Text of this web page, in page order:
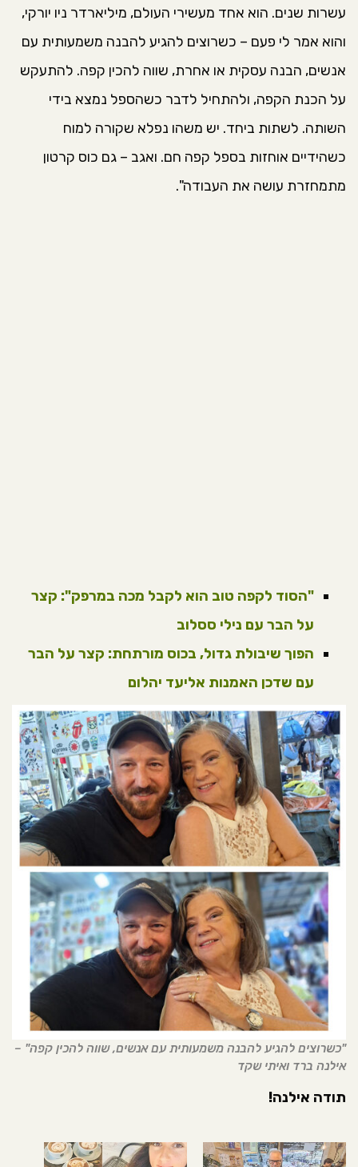
עשרות שנים. הוא אחד מעשירי העולם, מיליארדר ניו יורקי,
והוא אמר לי פעם – כשרוצים להגיע להבנה משמעותית עם
אנשים, הבנה עסקית או אחרת, שווה להכין קפה. להתעקש
על הכנת הקפה, ולהתחיל לדבר כשהספל נמצא בידי
השותה. לשתות ביחד. יש משהו נפלא שקורה למוח
כשהידיים אוחזות בספל קפה חם. ואגב – גם כוס קרטון
מתמחזרת עושה את העבודה".
"הסוד לקפה טוב הוא לקבל מכה במרפק": קצר
על הבר עם נילי ססלוב
הפוך שיבולת גדול, בכוס מורתחת: קצר על הבר
עם שדכן האמנות אליעד יהלום
"כשרוצים להגיע להבנה משמעותית עם אנשים, שווה להכין קפה" –
אילנה ברד ואיתי שקד
תודה אילנה!